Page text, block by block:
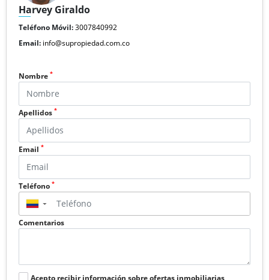
Harvey Giraldo
Teléfono Móvil:3007840992
Email: info@supropiedad.com.co
Nombre *
Apellidos *
Email *
Teléfono *
▼
Comentarios
Acepto recibir información sobre ofertas inmobiliarias